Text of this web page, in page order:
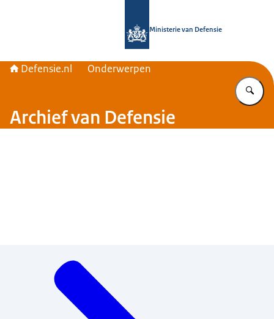
Ministerie van Defensie
Defensie.nl Onderwerpen
Archief van Defensie